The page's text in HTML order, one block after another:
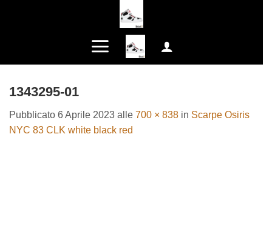
1343295-01
Pubblicato 6 Aprile 2023 alle 700 × 838 in Scarpe Osiris
NYC 83 CLK white black red